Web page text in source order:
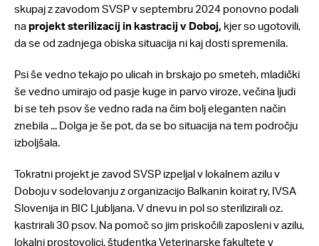
skupaj z zavodom SVSP v septembru 2024 ponovno podali
na projekt sterilizacij in kastracij v Doboj, kjer so ugotovili,
da se od zadnjega obiskasituacija ni kaj dosti spremenila.
Psi še vedno tekajo po ulicah in brskajo po smeteh, mladički
še vedno umirajo od pasje kuge in parvo viroze, večina ljudi
bi se teh psov še vedno rada na čim bolj eleganten način
znebila ... Dolga je še pot, da se bo situacija na tem področju
izboljšala.
Tokratni projekt je zavod SVSP izpeljal v lokalnem azilu v
Doboju v sodelovanju z organizacijo Balkanin koirat ry, IVSA
Slovenija in BIC Ljubljana. V dnevu in pol so sterilizirali oz.
kastrirali 30 psov. Na pomoč so jim priskočili zaposleni v azilu,
lokalni prostovoljci, študentka Veterinarske fakultete v